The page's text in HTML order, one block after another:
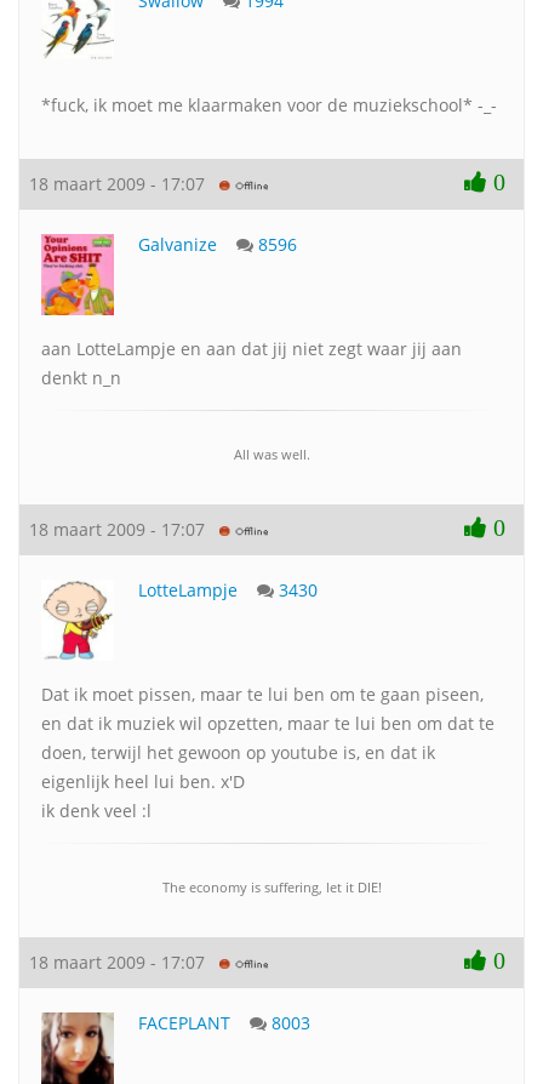
*fuck, ik moet me klaarmaken voor de muziekschool* -_-
18 maart 2009 - 17:07 0
Galvanize 8596
aan LotteLampje en aan dat jij niet zegt waar jij aan
denkt n_n
All was well.
18 maart 2009 - 17:07 0
LotteLampje 3430
Dat ik moet pissen, maar te lui ben om te gaan piseen,
en dat ik muziek wil opzetten, maar te lui ben om dat te
doen, terwijl het gewoon op youtube is, en dat ik
eigenlijk heel lui ben. x'D
ik denk veel :l
The economy is suffering, let it DIE!
18 maart 2009 - 17:07 0
FACEPLANT 8003